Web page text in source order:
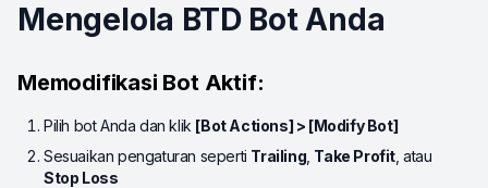
Mengelola BTD Bot Anda
Memodifikasi Bot Aktif:
Pilih bot Anda dan klik [Bot Actions] > [Modify Bot]
Sesuaikan pengaturan seperti Trailing Take Profit , atau
Stop Loss